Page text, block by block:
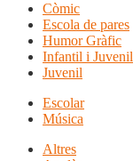
Còmic
Escola de pares
Humor Gràfic
Infantil i Juvenil
Juvenil
Escolar
Música
Altres